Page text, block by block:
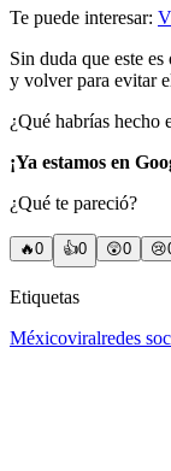
Te puede interesar:
Sin duda que este
y volver para evitar
¿Qué habrías hecho
¡Ya estamos en
¿Qué te pareció?
🔥0 👍0 😲0 😢
Etiquetas
Méxicoviralredes